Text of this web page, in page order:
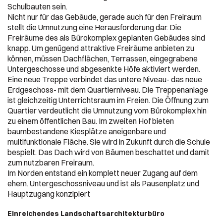
Schulbauten sein.
Nicht nur für das Gebäude, gerade auch für den Freiraum
stellt die Umnutzung eine Herausforderung dar. Die
Freiräume des als Bürokomplex geplanten Gebäudes sind
knapp. Um genügend attraktive Freiräume anbieten zu
können, müssen Dachflächen, Terrassen, eingegrabene
Untergeschosse und abgesenkte Höfe aktiviert werden.
Eine neue Treppe verbindet das untere Niveau- das neue
Erdgeschoss- mit dem Quartierniveau. Die Treppenanlage
ist gleichzeitig Unterrichtsraum im Freien. Die Öffnung zum
Quartier verdeutlicht die Umnutzung vom Bürokomplex hin
zu einem öffentlichen Bau. Im zweiten Hof bieten
baumbestandene Kiesplätze aneigenbare und
multifunktionale Fläche. Sie wird in Zukunft durch die Schule
bespielt. Das Dach wird von Bäumen beschattet und damit
zum nutzbaren Freiraum.
Im Norden entstand ein komplett neuer Zugang auf dem
ehem. Untergeschossniveau und ist als Pausenplatz und
Hauptzugang konzipiert
Einreichendes Landschaftsarchitekturbüro